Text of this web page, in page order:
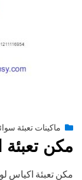
byengmansyPostedأغسطس 27, 2020
ماكينات تعبئة
مكن تعبئة